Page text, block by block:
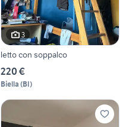
3
letto con soppalco
220 €
Biella (BI)